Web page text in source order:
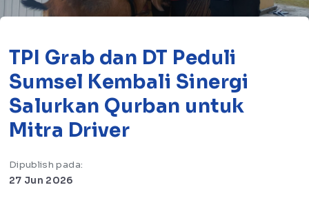
TPI Grab dan DT Peduli
Sumsel Kembali Sinergi
Salurkan Qurban untuk
Mitra Driver
Dipublish pada:
27 Jun 2026